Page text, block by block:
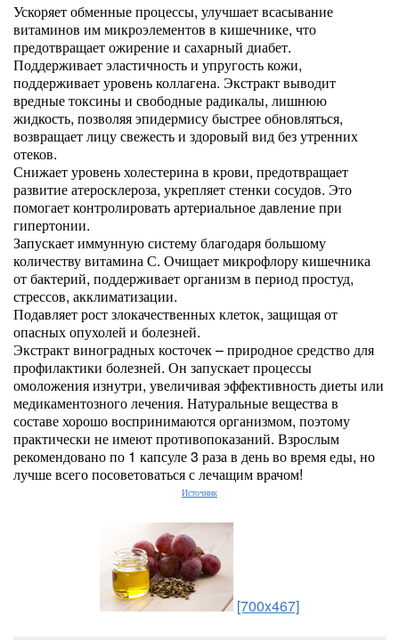
Ускоряет обменные процессы, улучшает всасывание
витаминов им микроэлементов в кишечнике, что
предотвращает ожирение и сахарный диабет.
Поддерживает эластичность и упругость кожи,
поддерживает уровень коллагена. Экстракт выводит
вредные токсины и свободные радикалы, лишнюю
жидкость, позволяя эпидермису быстрее обновляться,
возвращает лицу свежесть и здоровый вид без утренних
отеков.
Снижает уровень холестерина в крови, предотвращает
развитие атеросклероза, укрепляет стенки сосудов. Это
помогает контролировать артериальное давление при
гипертонии.
Запускает иммунную систему благодаря большому
количеству витамина С. Очищает микрофлору кишечника
от бактерий, поддерживает организм в период простуд,
стрессов, акклиматизации.
Подавляет рост злокачественных клеток, защищая от
опасных опухолей и болезней.
Экстракт виноградных косточек – природное средство для
профилактики болезней. Он запускает процессы
омоложения изнутри, увеличивая эффективность диеты или
медикаментозного лечения. Натуральные вещества в
составе хорошо воспринимаются организмом, поэтому
практически не имеют противопоказаний. Взрослым
рекомендовано по 1 капсуле 3 раза в день во время еды, но
лучше всего посоветоваться с лечащим врачом!
Источник
[700x467]